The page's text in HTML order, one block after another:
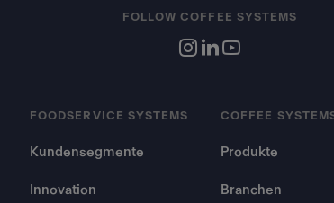
FOODSERVICE SYSTEMS
Kundensegmente
Innovation
COFFEE
Produkte
Branchen
FOLLOW COFFEE SYSTEMS